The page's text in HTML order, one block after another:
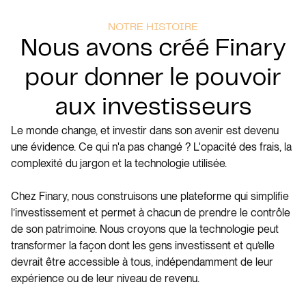
NOTRE HISTOIRE
Nous avons créé Finary
pour donner le pouvoir
aux investisseurs
Le monde change, et investir dans son avenir est devenu
une évidence. Ce qui n'a pas changé ? L'opacité des frais, la
complexité du jargon et la technologie utilisée.
Chez Finary, nous construisons une plateforme qui simplifie
l’investissement et permet à chacun de prendre le contrôle
de son patrimoine. Nous croyons que la technologie peut
transformer la façon dont les gens investissent et qu’elle
devrait être accessible à tous, indépendamment de leur
expérience ou de leur niveau de revenu.